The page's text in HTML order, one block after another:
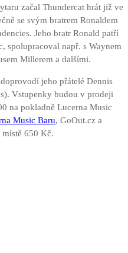
začal Thundercat hrát již ve
se svým bratrem Ronaldem
Jeho bratr Ronald patří
spolupracoval např. s Waynem
Millerem a dalšími.
jeho přátelé Dennis
Vstupenky budou v prodeji
na pokladně Lucerna Music
Music Baru, GoOut.cz a
650 Kč.